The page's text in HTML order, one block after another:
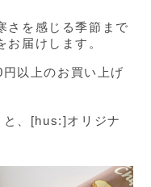
さを感じる季節まで
届けします。
以上のお買い上げ
、[hus:]オリジナ